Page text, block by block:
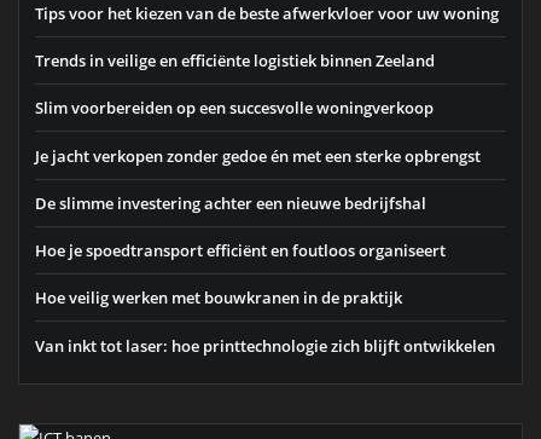
Tips voor het kiezen van de beste afwerkvloer voor uw woning
Trends in veilige en efficiënte logistiek binnen Zeeland
Slim voorbereiden op een succesvolle woningverkoop
Je jacht verkopen zonder gedoe én met een sterke opbrengst
De slimme investering achter een nieuwe bedrijfshal
Hoe je spoedtransport efficiënt en foutloos organiseert
Hoe veilig werken met bouwkranen in de praktijk
Van inkt tot laser: hoe printtechnologie zich blijft ontwikkelen